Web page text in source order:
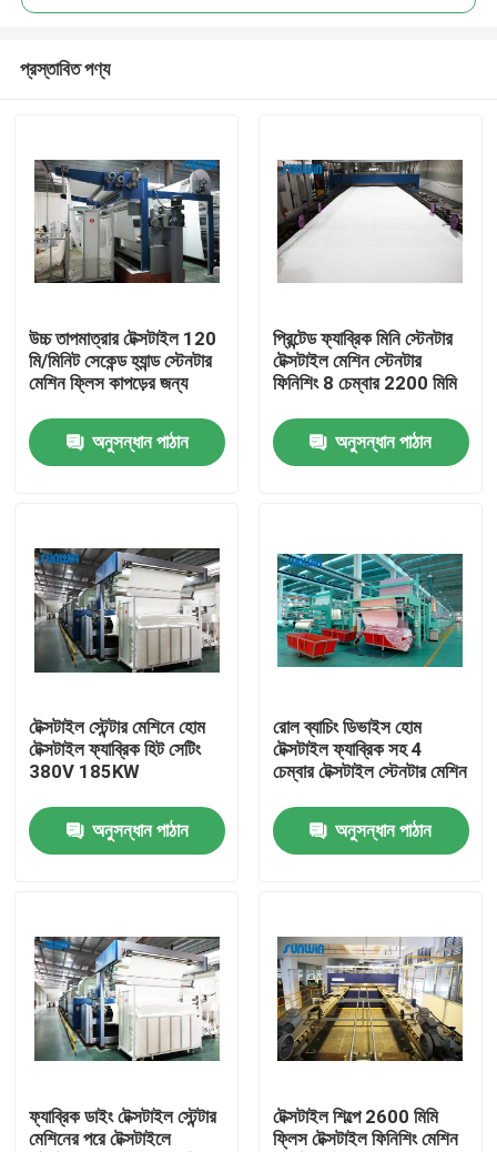
আমাদের সম্পর্কে
পরিচিতি
পণ্য
গরম বায়ু স্টেনটার মেশিন
টেক্সটাইল শুকানোর মেশিন
টেক্সটাইল ফিনিশিং মেশিন
প্রস্তাবিত পণ্য
উচ্চ তাপমাত্রার টেক্সটাইল 120 ​​
মি/মিনিট সেকেন্ড হ্যান্ড স্টেনটার
মেশিন ফ্লিস কাপড়ের জন্য
অনুসন্ধান পাঠান
প্রিন্টেড ফ্যাব্রিক মিনি স্টেনটার
টেক্সটাইল মেশিন স্টেনটার
ফিনিশিং 8 চেম্বার 2200 মিমি
অনুসন্ধান পাঠান
টেক্সটাইল স্টেন্টার মেশিনে হোম
টেক্সটাইল ফ্যাব্রিক হিট সেটিং
380V 185KW
অনুসন্ধান পাঠান
রোল ব্যাচিং ডিভাইস হোম
টেক্সটাইল ফ্যাব্রিক সহ 4
চেম্বার টেক্সটাইল স্টেনটার মেশিন
অনুসন্ধান পাঠান
ফ্যাব্রিক ডাইং টেক্সটাইল স্টেন্টার
মেশিনের পরে টেক্সটাইলে
টেক্সটাইল শিল্পে 2600 মিমি
ফ্লিস টেক্সটাইল ফিনিশিং মেশিন